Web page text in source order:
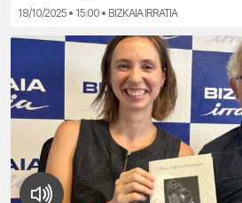
18/10/2025 • 15:00 • BIZKAIA IRRATIA